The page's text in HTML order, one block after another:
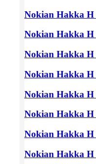
Nokian Hakka H
Nokian Hakka H
Nokian Hakka H
Nokian Hakka H
Nokian Hakka H
Nokian Hakka H
Nokian Hakka H
Nokian Hakka H